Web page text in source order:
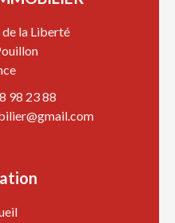
la Liberté
98 23 88